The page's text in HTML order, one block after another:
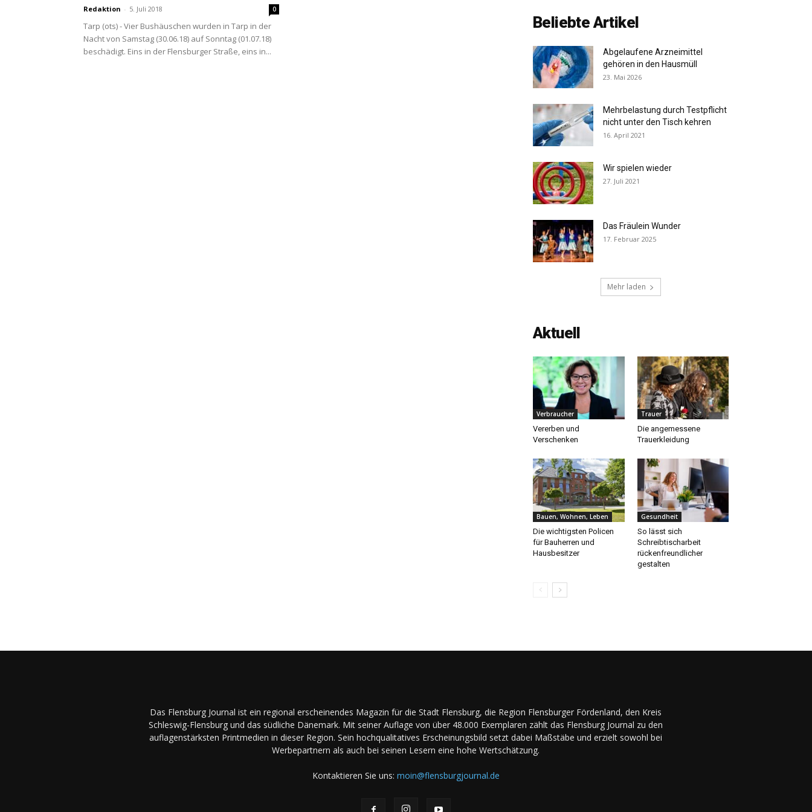
Redaktion - 5. Juli 2018 0
Tarp (ots) - Vier Bushäuschen wurden in Tarp in der
Nacht von Samstag (30.06.18) auf Sonntag (01.07.18)
beschädigt. Eins in der Flensburger Straße, eins in...
Beliebte Artikel
Abgelaufene Arzneimittel
gehören in den Hausmüll
23. Mai 2026
Mehrbelastung durch Testpflicht
nicht unter den Tisch kehren
16. April 2021
Wir spielen wieder
27. Juli 2021
Das Fräulein Wunder
17. Februar 2025
Mehr laden
Aktuell
Verbraucher
Vererben und
Verschenken
Trauer
Die angemessene
Trauerkleidung
Bauen, Wohnen, Leben
Die wichtigsten Policen
für Bauherren und
Hausbesitzer
Gesundheit
So lässt sich
Schreibtischarbeit
rückenfreundlicher
gestalten
Das Flensburg Journal ist ein regional erscheinendes Magazin für die Stadt Flensburg, die Region Flensburger Fördenland, den Kreis
Schleswig-Flensburg und das südliche Dänemark. Mit seiner Auflage von über 48.000 Exemplaren zählt das Flensburg Journal zu den
auflagenstärksten Printmedien in dieser Region. Sein hochqualitatives Erscheinungsbild setzt dabei Maßstäbe und erzielt sowohl bei
Werbepartnern als auch bei seinen Lesern eine hohe Wertschätzung.
Kontaktieren Sie uns: moin@flensburgjournal.de